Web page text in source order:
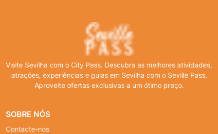
Visite Sevilha com o City Pass. Descubra as melhores atividades,
atrações, experiências e guias em Sevilha com o Seville Pass.
Aproveite ofertas exclusivas a um ótimo preço.
SOBRE NÓS
Contacte-nos